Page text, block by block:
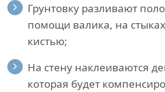
Грунтовку разливают
помощи валика, на
кистью;
На стену наклеиваются
которая будет